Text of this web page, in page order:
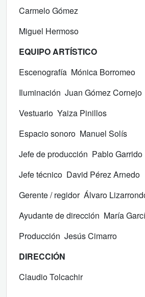
Carmelo Gómez
Miguel Hermoso
EQUIPO ARTÍSTICO
Escenografía Mónica Borromeo
Iluminación Juan Gómez Cornejo
Vestuario Yaiza Pinillos
Espacio sonoro Manuel Solís
Jefe de producción Pablo Garrido
Jefe técnico David Pérez Arnedo
Gerente / regidor Álvaro
Ayudante de dirección María
Producción Jesús Cimarro
DIRECCIÓN
Claudio Tolcachir